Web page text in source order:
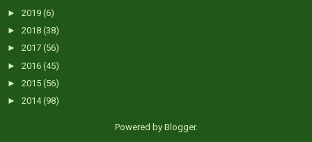
► 2019 (6)
► 2018 (38)
► 2017 (56)
► 2016 (45)
► 2015 (56)
► 2014(98)
Powered by Blogger.